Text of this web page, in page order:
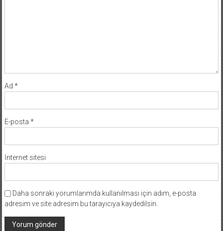
Ad *
E-posta *
İnternet sitesi
Daha sonraki yorumlarımda kullanılması için adım, e-posta
adresim ve site adresim bu tarayıcıya kaydedilsin.